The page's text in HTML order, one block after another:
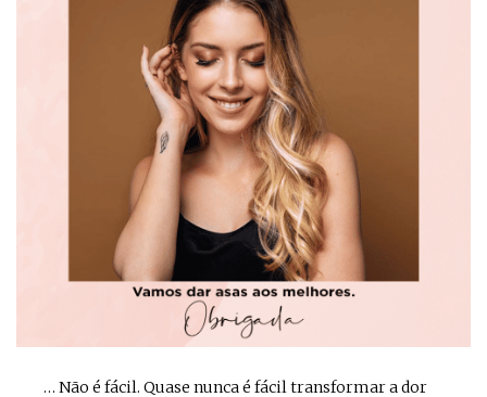
… Não é fácil. Quase nunca é fácil transformar a dor